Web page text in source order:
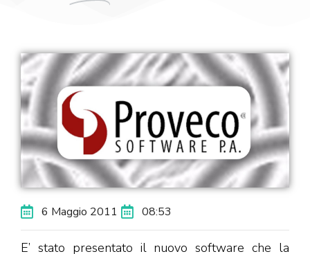
6 Maggio 2011 08:53
E’ stato presentato il nuovo software che la